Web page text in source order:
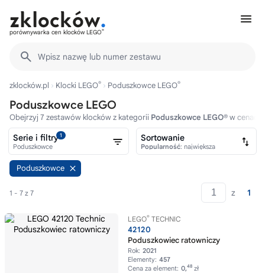
porównywarka cen klocków LEGO®
Wpisz nazwę lub numer zestawu
zklocków.pl Klocki LEGO® Poduszkowce LEGO®
Poduszkowce LEGO
Obejrzyj 7 zestawów klocków z kategorii Poduszkowce LEGO®w cenach
Poduszkowce
1 - 7 z 7 z 1
LEGO® TECHNIC
42120
Poduszkowiec ratowniczy
Rok: 2021
Elementy: 457
Cena za element: 0,48 zł
Serie i filtry1
Poduszkowce
Sortowanie
Popularność: największa